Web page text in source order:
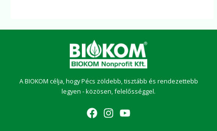
A BIOKOM célja, hogy Pécs zöldebb, tisztább és rendezettebb
legyen - közösen, felelősséggel.